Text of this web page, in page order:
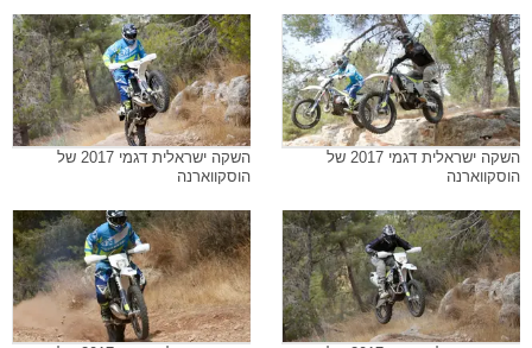
השקה ישראלית דגמי 2017 של
הוסקווארנה
השקה ישראלית דגמי 2017 של
הוסקווארנה